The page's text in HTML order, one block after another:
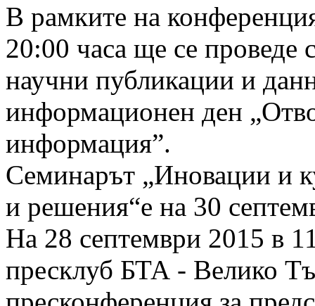
В рамките на
20:00 часа ще се проведе
научни публикации и
информационен ден
информация”.
Семинарът „Иновации и
и решения“е на 30
На 28 септември 2015 в
пресклуб БТА - Велико